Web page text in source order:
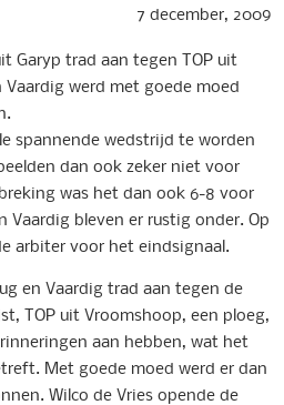
7 december, 2009
Garyp trad aan tegen TOP uit
werd met goede moed
spannende wedstrijd te worden
dan ook zeker niet voor
was het dan ook 6-8 voor
Vaardig bleven er rustig onder. Op
arbiter voor het eindsignaal.
en Vaardig trad aan tegen de
TOP uit Vroomshoop, een ploeg,
aan hebben, wat het
Met goede moed werd er dan
Wilco de Vries opende de